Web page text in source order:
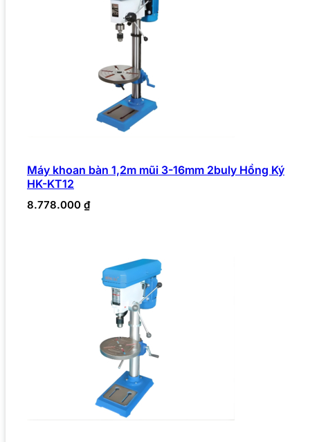
Máy khoan bàn 1,2m mũi 3-16mm 2buly Hồng Ký
HK-KT12
8.778.000 ₫